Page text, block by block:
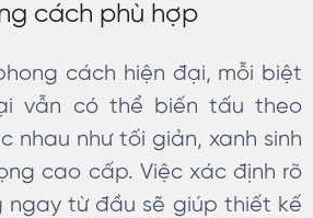
cách phù hợp
cách hiện đại, mỗi biệt
vẫn có thể biến tấu theo
nhau như tối giản, xanh sinh
cao cấp. Việc xác định rõ
ngay từ đầu sẽ giúp thiết kế